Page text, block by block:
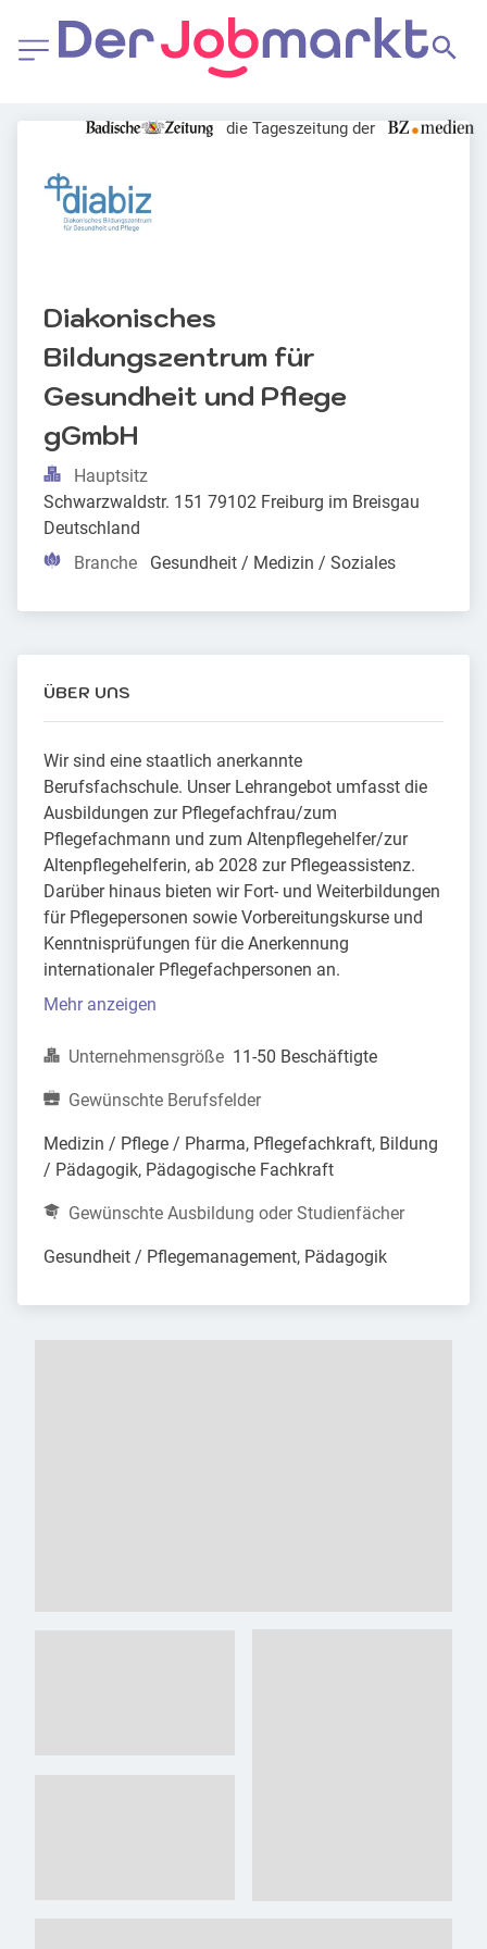
die Tageszeitung der
Diakonisches
Bildungszentrum für
Gesundheit und Pflege
gGmbH
Hauptsitz
Schwarzwaldstr. 151 79102 Freiburg im Breisgau
Deutschland
Branche
Gesundheit / Medizin / Soziales
ÜBER UNS
Wir sind eine staatlich anerkannte
Berufsfachschule. Unser Lehrangebot umfasst die
Ausbildungen zur Pflegefachfrau/zum
Pflegefachmann und zum Altenpflegehelfer/zur
Altenpflegehelferin, ab 2028 zur Pflegeassistenz.
Darüber hinaus bieten wir Fort- und Weiterbildungen
für Pflegepersonen sowie Vorbereitungskurse und
Kenntnisprüfungen für die Anerkennung
internationaler Pflegefachpersonen an.
Mehr anzeigen
Unternehmensgröße 11-50 Beschäftigte
Gewünschte Berufsfelder
Medizin / Pflege / Pharma, Pflegefachkraft, Bildung
/ Pädagogik, Pädagogische Fachkraft
Gewünschte Ausbildung oder Studienfächer
Gesundheit / Pflegemanagement, Pädagogik